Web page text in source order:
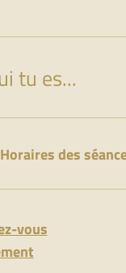
tu es...
Horaires des
vous